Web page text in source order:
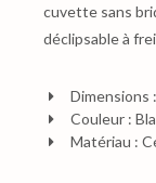
cuvette sans
déclipsable à
Dimensions
Couleur :
Matériau :